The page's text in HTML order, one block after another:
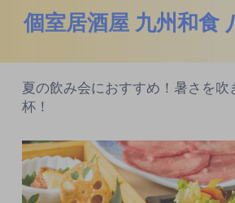
個室居酒屋 九州和食
夏の飲み会におすすめ！暑さを
杯！